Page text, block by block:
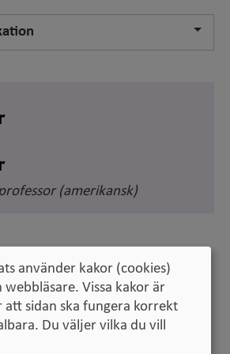
(amerikansk)
är reglerad i
En sådan anställning
alternativt konstnärlig samt
använder kakor (cookies)
webbläsare. Vissa kakor är
att sidan ska fungera korrekt
Du väljer vilka du vill